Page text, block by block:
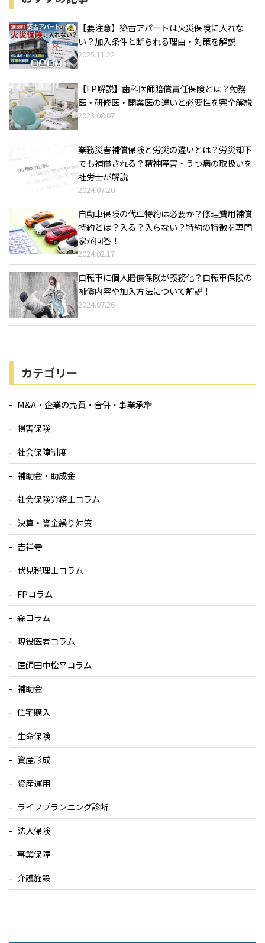
【要注意】築古アパートは火災保険に入れな
い？加入条件と断られる理由・対策を解説
2025.11.22
【FP解説】歯科医師賠償責任保険とは？勤務
医・研修医・開業医の違いと必要性を完全解説
2023.08.07
業務災害補償保険と労災の違いとは？労災却下
でも補償される？精神障害・うつ病の取扱いを
社労士が解説
2024.07.20
自動車保険の代車特約は必要か？修理費用補償
特約とは？入る？入らない？特約の特徴を専門
家が回答！
2024.02.17
自転車に個人賠償保険が義務化？自転車保険の
補償内容や加入方法について解説！
2024.07.26
カテゴリー
M&A・企業の売買・合併・事業承継
損害保険
社会保障制度
補助金・助成金
社会保険労務士コラム
決算・資金繰り対策
吉祥寺
伏見税理士コラム
FPコラム
森コラム
現役医者コラム
医師田中松平コラム
補助金
住宅購入
生命保険
資産形成
資産運用
ライフプランニング診断
法人保険
事業保障
介護施設